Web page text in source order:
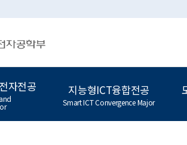
자전공 지능형ICT융합전공
Smart ICT Convergence Major